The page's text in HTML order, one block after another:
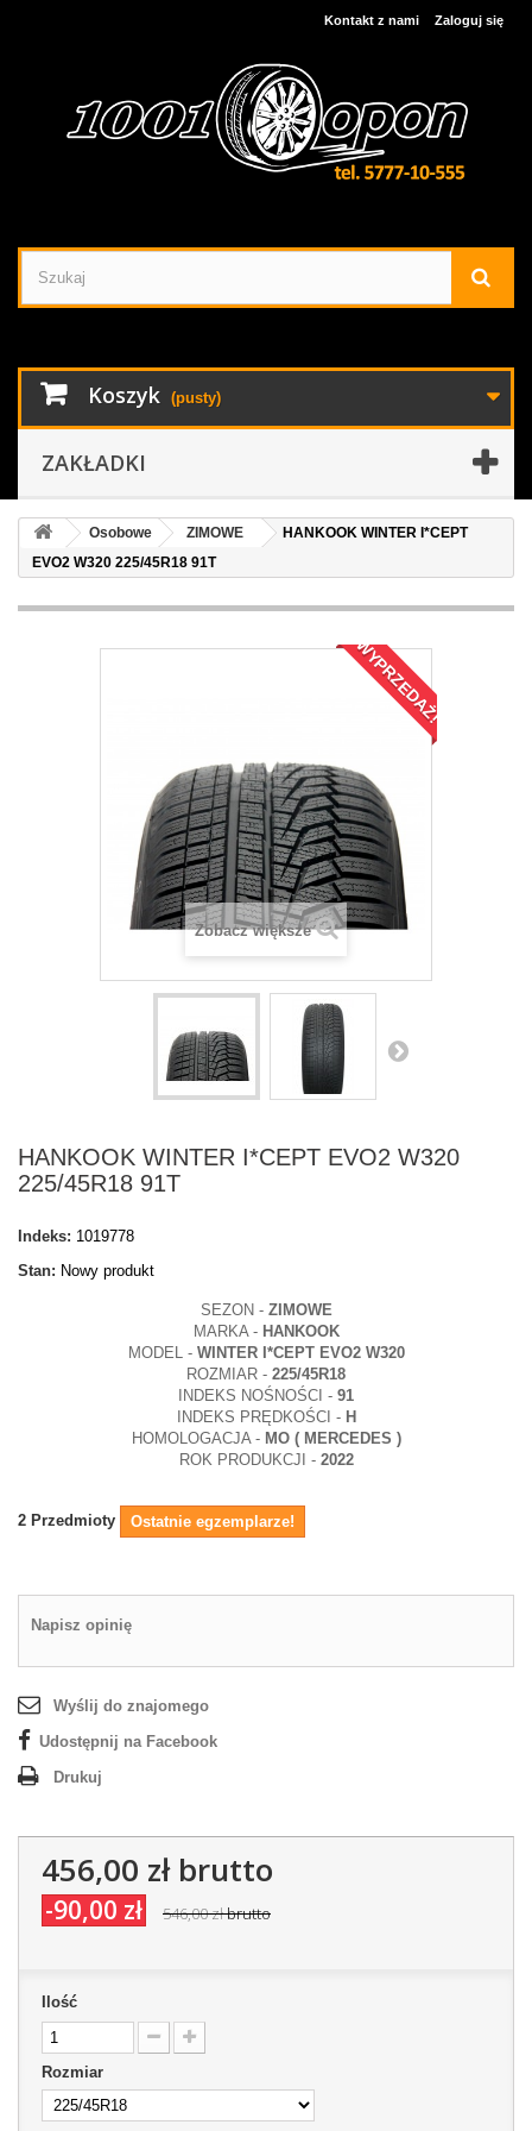
Zaloguj się
Kontakt z nami
Koszyk (pusty)
ZAKŁADKI
Osobowe ZIMOWE
HANKOOK WINTER I*CEPT
EVO2 W320 225/45R18 91T
WYPRZEDAŻ!
Zobacz większe
HANKOOK WINTER I*CEPT EVO2 W320
225/45R18 91T
Indeks: 1019778
Stan: Nowy produkt
SEZON - ZIMOWE
MARKA - HANKOOK
MODEL - WINTER I*CEPT EVO2 W320
ROZMIAR - 225/45R18
INDEKS NOŚNOŚCI - 91
INDEKS PRĘDKOŚCI - H
HOMOLOGACJA - MO ( MERCEDES )
ROK PRODUKCJI - 2022
2 Przedmioty Ostatnie egzemplarze!
Napisz opinię
Wyślij do znajomego
Udostępnij na Facebook
Drukuj
456,00 złbrutto
-90,00 zł 546,00 złbrutto
Ilość
Rozmiar